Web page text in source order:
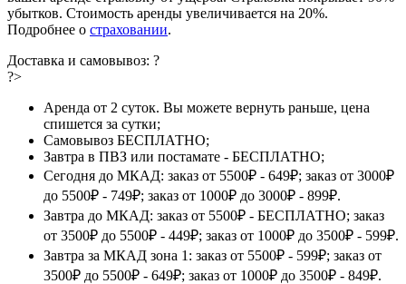
убытков. Стоимость аренды увеличивается на 20%.
Подробнее о страховании.
Доставка и самовывоз: ?
?>
Аренда от 2 суток. Вы можете вернуть раньше, цена
спишется за сутки;
Самовывоз БЕСПЛАТНО;
Завтра в ПВЗ или постамате - БЕСПЛАТНО;
Сегодня до МКАД: заказ от 5500₽ - 649₽; заказ от 3000₽
до 5500₽ - 749₽; заказ от 1000₽ до 3000₽ - 899₽.
Завтра до МКАД: заказ от 5500₽ - БЕСПЛАТНО; заказ
от 3500₽ до 5500₽ - 449₽; заказ от 1000₽ до 3500₽ - 599₽.
Завтра за МКАД зона 1: заказ от 5500₽ - 599₽; заказ от
3500₽ до 5500₽ - 649₽; заказ от 1000₽ до 3500₽ - 849₽.